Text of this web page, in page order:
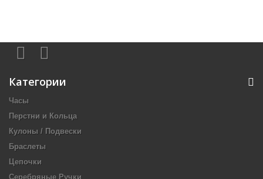
Категории
Часы
Перстни и Кольца
Кулоны / Подвески
Браслеты
Цепочки
Серебряные Ручки